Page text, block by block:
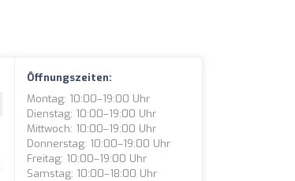
Öffnungszeiten:
Montag: 10:00–19:00 Uhr
Dienstag: 10:00–19:00 Uhr
Mittwoch: 10:00–19:00 Uhr
Donnerstag: 10:00–19:00 Uhr
Freitag: 10:00–19:00 Uhr
Samstag: 10:00–18:00 Uhr